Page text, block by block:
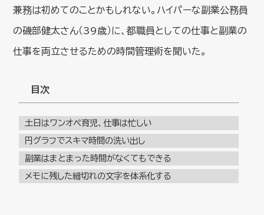
兼務は初めてのことかもしれない。ハイパーな副業公務員
の磯部健太さん（39歳）に、都職員としての仕事と副業の
仕事を両立させるための時間管理術を聞いた。
目次
土日はワンオペ育児、仕事は忙しい
円グラフでスキマ時間の洗い出し
副業はまとまった時間がなくてもできる
メモに残した細切れの文字を体系化する